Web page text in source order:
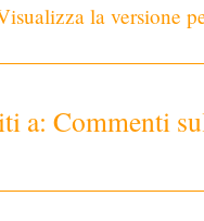
la versione
a: Commenti